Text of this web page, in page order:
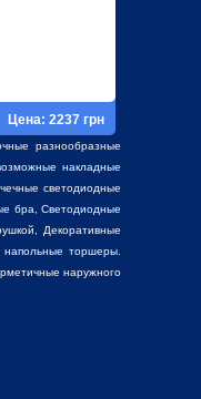
Цена: 2237 грн
разнообразные
накладные
светодиодные
бра, Светодиодные
Декоративные
торшеры.
наружного